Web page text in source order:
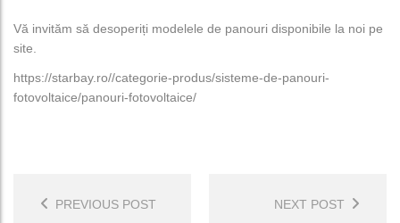
Vă invităm să desoperiți modelele de panouri disponibile la noi pe
site.
https://starbay.ro//categorie-produs/sisteme-de-panouri-
fotovoltaice/panouri-fotovoltaice/
Navigation
PREVIOUS POST NEXT POST